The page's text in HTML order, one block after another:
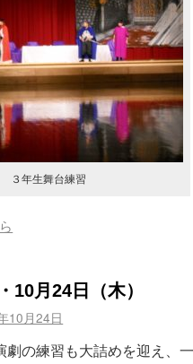
３年生舞台練習
10月24日（木）
10月24日
劇の練習も大詰めを迎え、